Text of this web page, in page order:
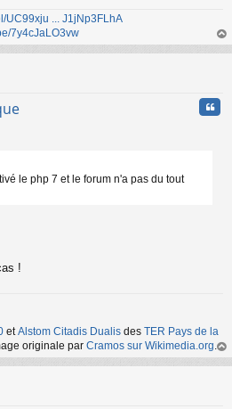
UC99xju ... J1jNp3FLhA
7y4cJaLO3vw
au
le php 7 et le forum n'a pas du tout
!
etAlstom Citadis Dualis des TER Pays de la
originale par Cramos sur Wikimedia.org.
au